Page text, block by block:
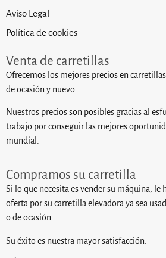
Aviso Legal
Política de cookies
Venta de carretillas
Ofrecemos los mejores precios en
de ocasión y nuevo.
Nuestros precios son posibles gracias al
trabajo por conseguir las mejores
mundial.
Compramos su carretilla
Si lo que necesita es vender su máquina, le
oferta por su carretilla elevadora ya sea
o de ocasión.
Su éxito es nuestra mayor satisfacción.